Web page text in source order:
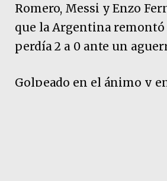
Romero, Messi y Enzo
que la Argentina
perdía 2 a 0 ante un
Golpeado en el ánimo y